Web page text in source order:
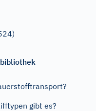
gibt es?